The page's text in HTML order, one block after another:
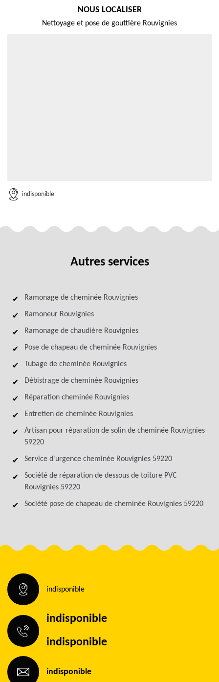
NOUS LOCALISER
Nettoyage et pose de gouttière Rouvignies
indisponible
Autres services
Ramonage de cheminée Rouvignies
Ramoneur Rouvignies
Ramonage de chaudière Rouvignies
Pose de chapeau de cheminée Rouvignies
Tubage de cheminée Rouvignies
Débistrage de cheminée Rouvignies
Réparation cheminée Rouvignies
Entretien de cheminée Rouvignies
Artisan pour réparation de solin de cheminée Rouvignies
59220
Service d'urgence cheminée Rouvignies 59220
Société de réparation de dessous de toiture PVC
Rouvignies 59220
Société pose de chapeau de cheminée Rouvignies 59220
indisponible
indisponible
indisponible
indisponible